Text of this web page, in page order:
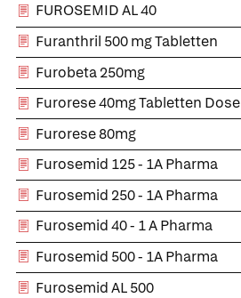
FUROSEMID AL 40
Furanthril 500 mg Tabletten
Furobeta 250mg
Furorese 40mg Tabletten Dose
Furorese 80mg
Furosemid 125 - 1A Pharma
Furosemid 250 - 1A Pharma
Furosemid 40 - 1 A Pharma
Furosemid 500 - 1A Pharma
Furosemid AL 500